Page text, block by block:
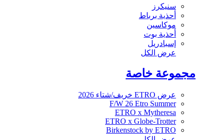
سنيكرز
أحذية برباط
موكاسين
أحذية بوت
إسبادريل
عرض الكل
مجموعة خاصة
عرض ETRO خريف/شتاء 2026
F/W 26 Etro Summer
ETRO x Mytheresa
ETRO x Globe-Trotter
Birkenstock by ETRO